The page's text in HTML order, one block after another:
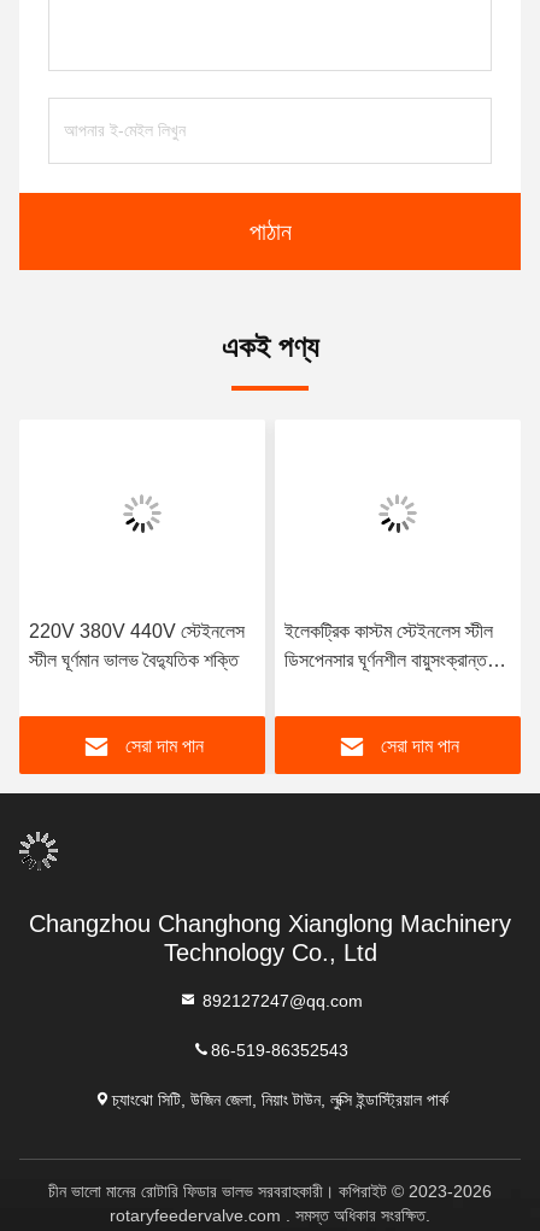
পাঠান
একই পণ্য
220V 380V 440V স্টেইনলেস
স্টীল ঘূর্ণমান ভালভ বৈদ্যুতিক শক্তি
সেরা দাম পান
ইলেকট্রিক কাস্টম স্টেইনলেস স্টীল
ডিসপেনসার ঘূর্ণনশীল বায়ুসংক্রান্ত
সেরা দাম পান
Changzhou Changhong Xianglong Machinery
Technology Co., Ltd
892127247@qq.com
86-519-86352543
চ্যাংঝো সিটি, উজিন জেলা, নিয়াং টাউন, লুক্সি ইন্ডাস্ট্রিয়াল পার্ক
চীন ভালো মানের রোটারি ফিডার ভালভ সরবরাহকারী। কপিরাইট © 2023-2026
rotaryfeedervalve.com . সমস্ত অধিকার সংরক্ষিত.